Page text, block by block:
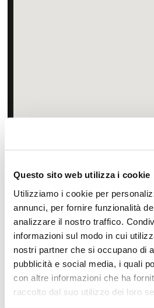
Questo sito web utilizza i cookie
Utilizziamo i cookie per
annunci, per fornire funzionalità
analizzare il nostro traffico.
informazioni sul modo in cui
nostri partner che si occupano di
pubblicità e social media, i quali
con altre informazioni che ha
raccolto dal suo utilizzo dei loro
Scopri i prezzi »
Da non perdere in Filippine
Tour natura e avventura